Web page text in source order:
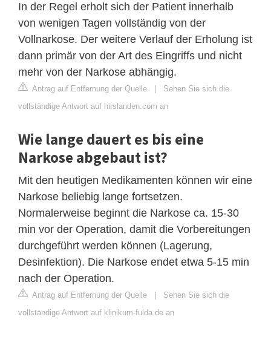
In der Regel erholt sich der Patient innerhalb
von wenigen Tagen vollständig von der
Vollnarkose. Der weitere Verlauf der Erholung ist
dann primär von der Art des Eingriffs und nicht
mehr von der Narkose abhängig.
Antrag auf Entfernung der Quelle
Sehen Sie sich die
vollständige Antwort auf hirslanden.com an
Wie lange dauert es bis eine
Narkose abgebaut ist?
Mit den heutigen Medikamenten können wir eine
Narkose beliebig lange fortsetzen.
Normalerweise beginnt die Narkose ca. 15-30
min vor der Operation, damit die Vorbereitungen
durchgeführt werden können (Lagerung,
Desinfektion). Die Narkose endet etwa 5-15 min
nach der Operation.
Antrag auf Entfernung der Quelle
Sehen Sie sich die
vollständige Antwort auf klinikum-fulda.de an